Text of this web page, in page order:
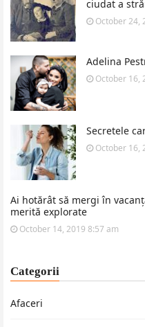
ciudat a
October 24,
Adelina
October 16,
Secretele
October 16,
Ai hotărât să mergi în
merită explorate
October 14, 2019 8:57 am
Categorii
Afaceri